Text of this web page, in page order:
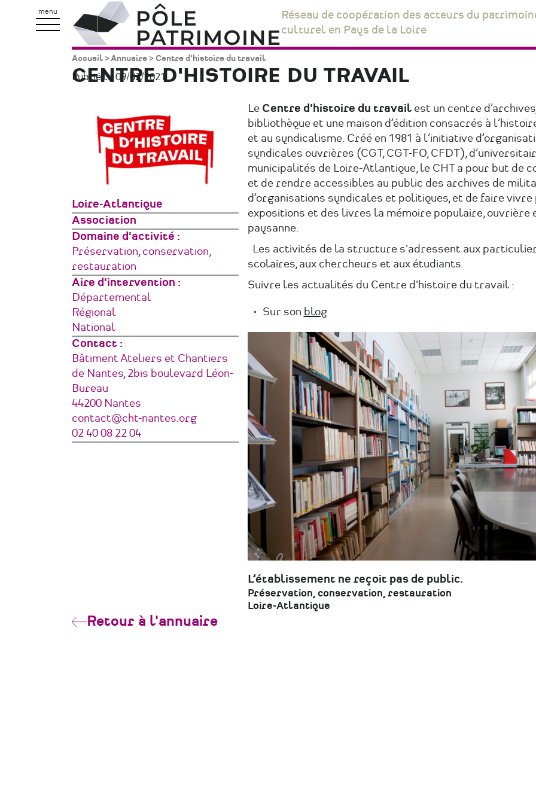
menu
Pôle
Patrimoine
Réseau de coopération des acteurs du
culturel en Pays de la Loire
Fil
Accueil Annuaire Centre d'histoire du travail
CENTRE D'HISTOIRE DU TRAVAIL
Publié le 09/02/2021.
Zone
géographique
Loire-Atlantique
Type
de
structure
Association
Domaine d'activité
Préservation, conservation,
restauration
Aire d'intervention
Départemental
Régional
National
Contact :
Adresse
Bâtiment Ateliers et Chantiers
de Nantes, 2bis boulevard Léon-
Bureau
44200 Nantes
France
Courriel
contact@cht-nantes.org
Téléphone
02 40 08 22 04
Le Centre d'histoire du travailest un centre
bibliothèque et une maison d’édition consacrés à
et au syndicalisme. Créé en 1981 à l’initiative
syndicales ouvrières (CGT, CGT-FO, CFDT),
municipalités de Loire-Atlantique, le CHT a pour but de
et de rendre accessibles au public des archives de
d’organisations syndicales et politiques, et de faire vivre
expositions et des livres la mémoire populaire, ouvrière
paysanne.
Les activités de la structure s'adressent aux
scolaires, aux chercheurs et aux étudiants.
Suivre les actualités du Centre d'histoire du travail :
Sur son blog
L’établissement ne reçoit pas de public.
Préservation, conservation, restauration
Loire-Atlantique
Retour à l'annuaire